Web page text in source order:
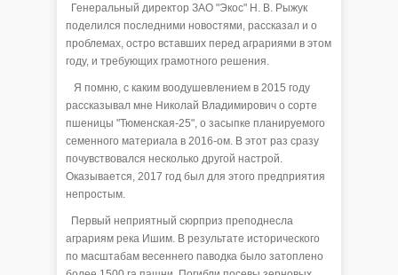
Генеральный директор ЗАО "Экос" Н. В. Рыжук
поделился последними новостями, рассказал и о
проблемах, остро вставших перед аграриями в этом
году, и требующих грамотного решения.
Я помню, с каким воодушевлением в 2015 году
рассказывал мне Николай Владимирович о сорте
пшеницы "Тюменская-25", о засыпке планируемого
семенного материала в 2016-ом. В этот раз сразу
почувствовался несколько другой настрой.
Оказывается, 2017 год был для этого предприятия
непростым.
Первый неприятный сюрприз преподнесла
аграриям река Ишим. В результате исторического
по масштабам весеннего паводка было затоплено